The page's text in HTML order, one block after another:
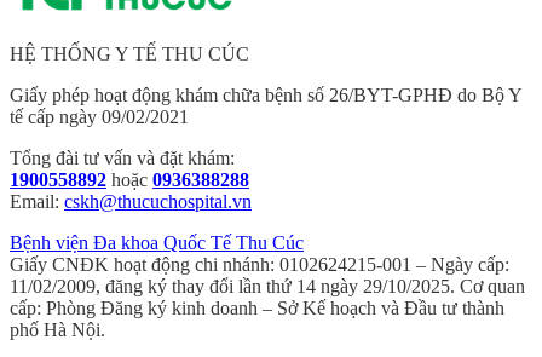
HỆ THỐNG Y TẾ THU CÚC
Giấy phép hoạt động khám chữa bệnh số 26/BYT-GPHĐ do Bộ Y
tế cấp ngày 09/02/2021
Tổng đài tư vấn và đặt khám:
1900558892 hoặc 0936388288
Email: cskh@thucuchospital.vn
Bệnh viện Đa khoa Quốc Tế Thu Cúc
Giấy CNĐK hoạt động chi nhánh: 0102624215-001 – Ngày cấp:
11/02/2009, đăng ký thay đổi lần thứ 14 ngày 29/10/2025. Cơ quan
cấp: Phòng Đăng ký kinh doanh – Sở Kế hoạch và Đầu tư thành
phố Hà Nội.